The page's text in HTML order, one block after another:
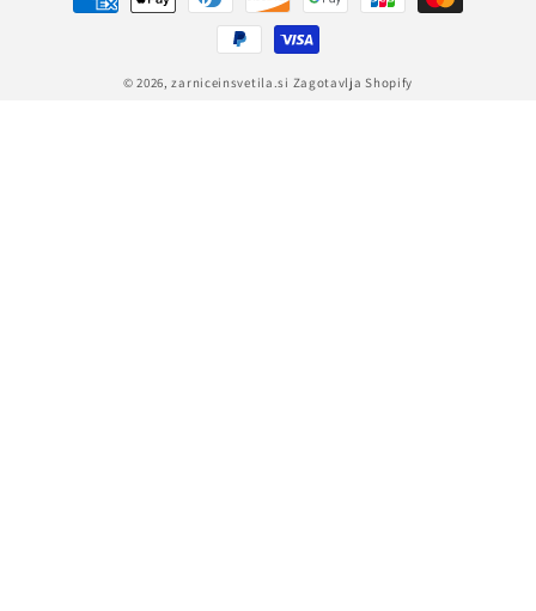
plačila
© 2026, zarniceinsvetila.si Zagotavlja Shopify